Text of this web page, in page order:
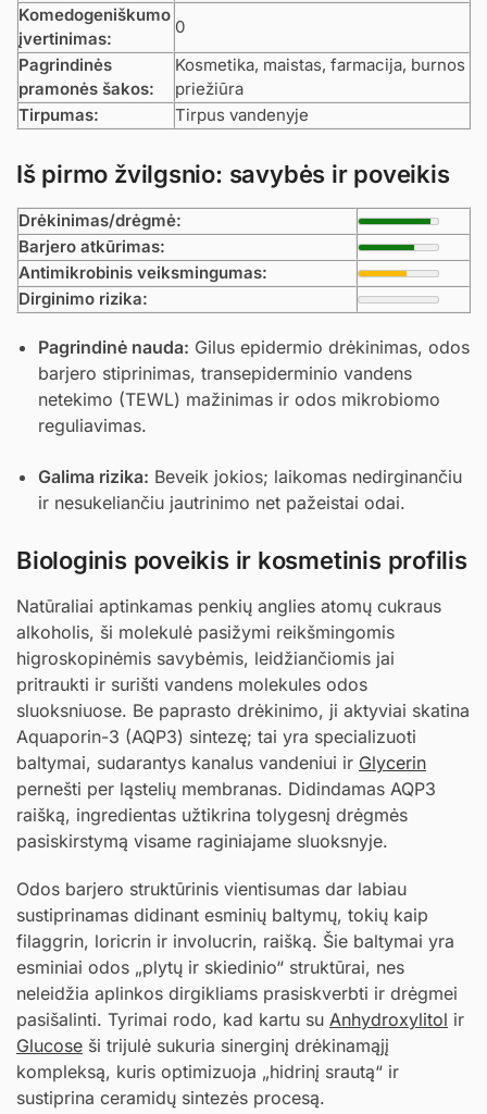
Komedogeniškumo
įvertinimas:
0
Pagrindinės
pramonės šakos:
Kosmetika, maistas, farmacija, burnos
priežiūra
Tirpumas:
Tirpus vandenyje
Iš pirmo žvilgsnio: savybės ir poveikis
Drėkinimas/drėgmė:
Barjero atkūrimas:
Antimikrobinis veiksmingumas:
Dirginimo rizika:
Pagrindinė nauda: Gilus epidermio drėkinimas, odos
barjero stiprinimas, transepiderminio vandens
netekimo (TEWL) mažinimas ir odos mikrobiomo
reguliavimas.
Galima rizika: Beveik jokios; laikomas nedirginančiu
ir nesukeliančiu jautrinimo net pažeistai odai.
Biologinis poveikis ir kosmetinis profilis
Natūraliai aptinkamas penkių anglies atomų cukraus
alkoholis, ši molekulė pasižymi reikšmingomis
higroskopinėmis savybėmis, leidžiančiomis jai
pritraukti ir surišti vandens molekules odos
sluoksniuose. Be paprasto drėkinimo, ji aktyviai skatina
Aquaporin-3 (AQP3) sintezę; tai yra specializuoti
baltymai, sudarantys kanalus vandeniui ir Glycerin
pernešti per ląstelių membranas. Didindamas AQP3
raišką, ingredientas užtikrina tolygesnį drėgmės
pasiskirstymą visame raginiajame sluoksnyje.
Odos barjero struktūrinis vientisumas dar labiau
sustiprinamas didinant esminių baltymų, tokių kaip
filaggrin, loricrin ir involucrin, raišką. Šie baltymai yra
esminiai odos „plytų ir skiedinio“ struktūrai, nes
neleidžia aplinkos dirgikliams prasiskverbti ir drėgmei
pasišalinti. Tyrimai rodo, kad kartu su Anhydroxylitol ir
Glucose ši trijulė sukuria sinerginį drėkinamąjį
kompleksą, kuris optimizuoja „hidrinį srautą“ ir
sustiprina ceramidų sintezės procesą.